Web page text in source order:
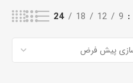
9
12
18
24